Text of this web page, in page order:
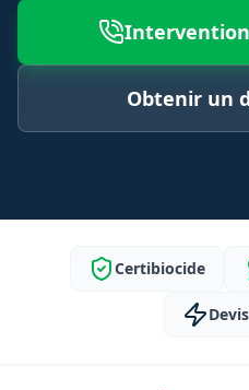
Obtenir un
Certibiocide